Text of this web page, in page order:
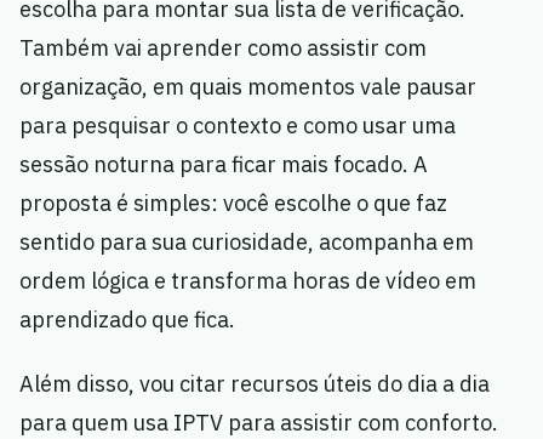
escolha para montar sua lista de verificação.
Também vai aprender como assistir com
organização, em quais momentos vale pausar
para pesquisar o contexto e como usar uma
sessão noturna para ficar mais focado. A
proposta é simples: você escolhe o que faz
sentido para sua curiosidade, acompanha em
ordem lógica e transforma horas de vídeo em
aprendizado que fica.
Além disso, vou citar recursos úteis do dia a dia
para quem usa IPTV para assistir com conforto.